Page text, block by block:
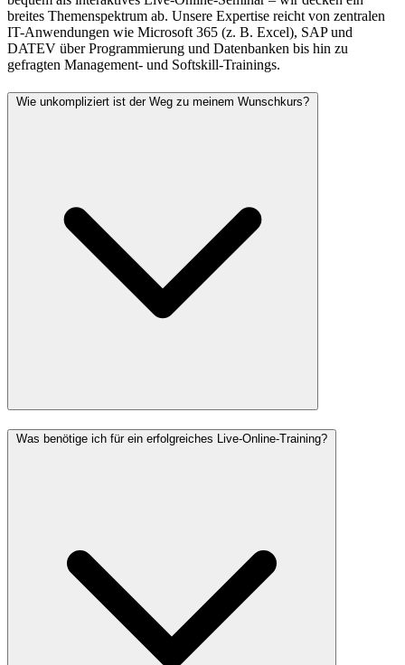
breites Themenspektrum ab. Unsere Expertise reicht von zentralen
IT-Anwendungen wie Microsoft 365 (z. B. Excel), SAP und
DATEV über Programmierung und Datenbanken bis hin zu
gefragten Management- und Softskill-Trainings.
Wie unkompliziert ist der Weg zu meinem Wunschkurs?
Was benötige ich für ein erfolgreiches Live-Online-Training?